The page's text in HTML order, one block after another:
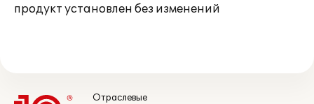
продукт установлен без изменений
Отраслевые